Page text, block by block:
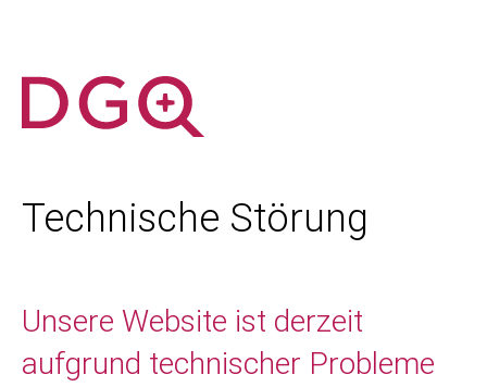
Technische Störung
Unsere Website ist derzeit
aufgrund technischer Probleme